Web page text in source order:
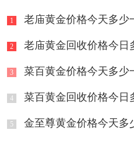
1 老庙黄金价格今天多少
2 老庙黄金回收价格今日
3 菜百黄金价格今天多少
4 菜百黄金回收价格今日
5 金至尊黄金价格今天多